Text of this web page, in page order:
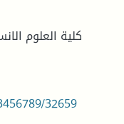
كلية العلوم
32659